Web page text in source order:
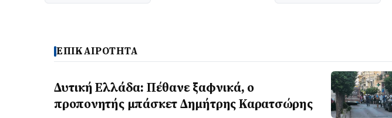
ΕΠΙΚΑΙΡΟΤΗΤΑ
Δυτική Ελλάδα: Πέθανε ξαφνικά, ο
προπονητής μπάσκετ Δημήτρης Καρατσώρης